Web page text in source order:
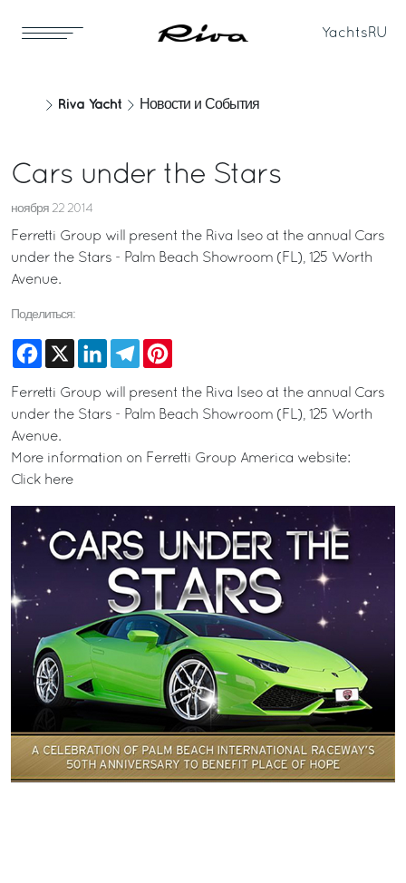
Yachts RU
Riva Yacht Новости и События
Cars under the Stars
ноября 22 2014
Ferretti Group will present the Riva Iseo at the annual Cars
under the Stars - Palm Beach Showroom (FL), 125 Worth
Avenue.
Поделиться:
Facebook
X LinkedInTelegram
Ferretti Group will present the Riva Iseo at the annual Cars
under the Stars - Palm Beach Showroom (FL), 125 Worth
Avenue.
More information on Ferretti Group America website:
Click here